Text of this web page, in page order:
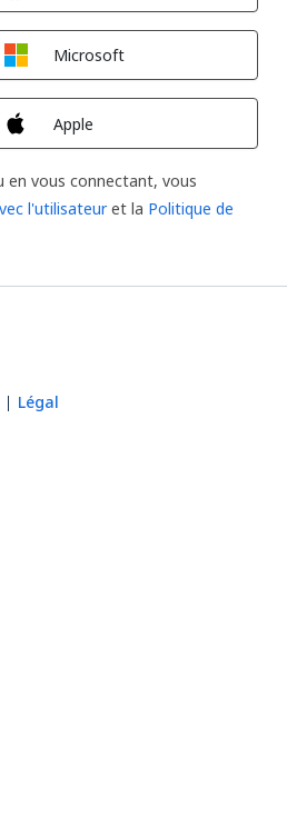
Microsoft
Apple
en vous connectant, vous
l'utilisateuret la Politique de
Légal